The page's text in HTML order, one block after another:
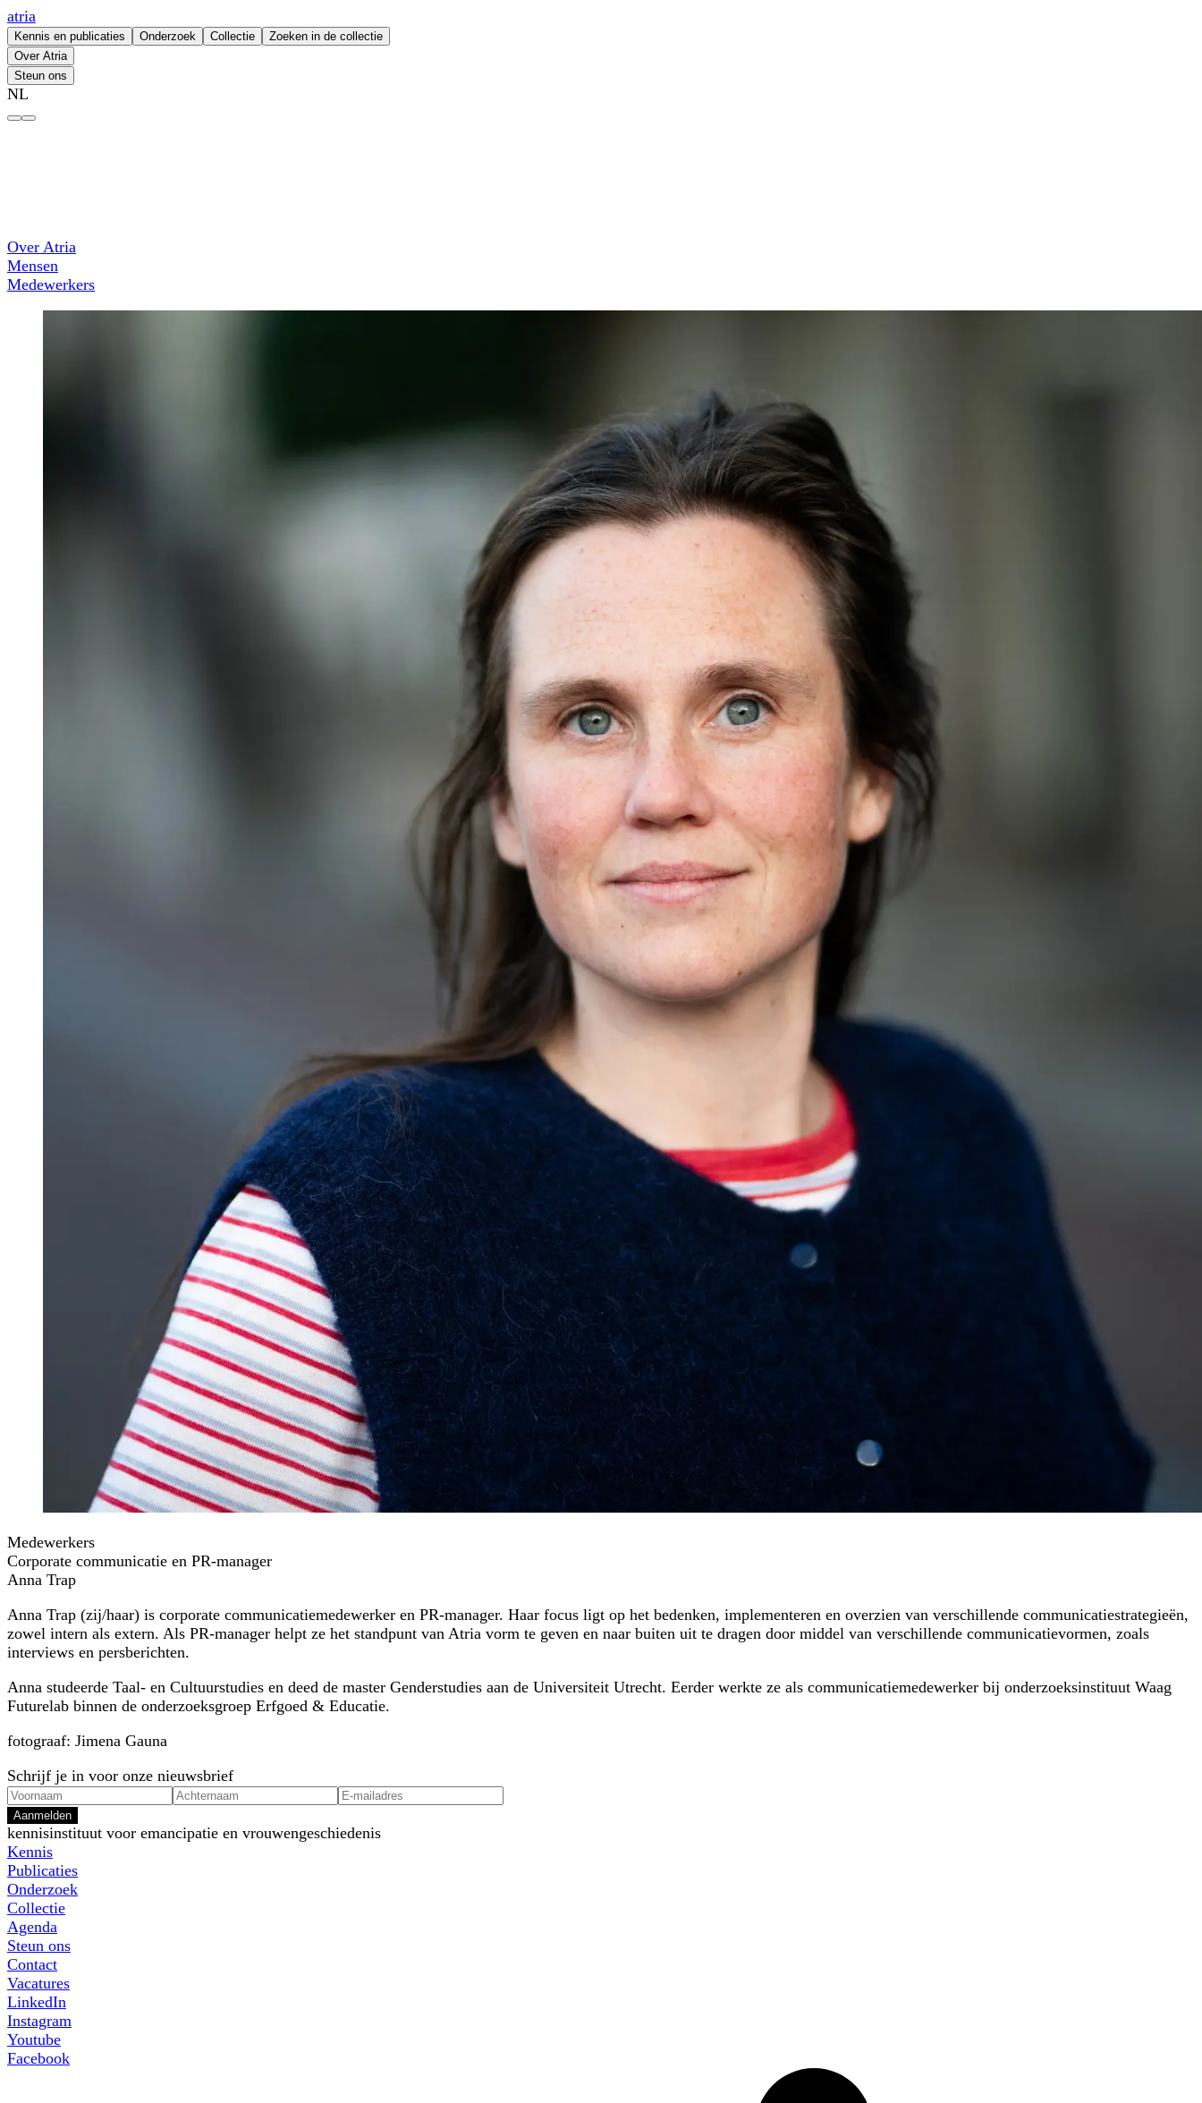
atria
Kennis en publicaties Onderzoek Collectie
Zoeken in de collectie
Over Atria
Steun ons
NL
Over Atria
Mensen
Medewerkers
Medewerkers
Corporate communicatie en PR-manager
Anna Trap
Anna Trap (zij/haar) is corporate communicatiemedewerker en PR-manager. Haar focus ligt op het bedenken, implementeren en overzien van verschillende communicatiestrategieën,
zowel intern als extern. Als PR-manager helpt ze het standpunt van Atria vorm te geven en naar buiten uit te dragen door middel van verschillende communicatievormen, zoals
interviews en persberichten.
Anna studeerde Taal- en Cultuurstudies en deed de master Genderstudies aan de Universiteit Utrecht. Eerder werkte ze als communicatiemedewerker bij onderzoeksinstituut Waag
Futurelab binnen de onderzoeksgroep Erfgoed & Educatie.
fotograaf: Jimena Gauna
Schrijf je in voor onze nieuwsbrief
Aanmelden
kennisinstituut voor emancipatie en vrouwengeschiedenis
Kennis
Publicaties
Onderzoek
Collectie
Agenda
Steun ons
Contact
Vacatures
LinkedIn
Instagram
Youtube
Facebook